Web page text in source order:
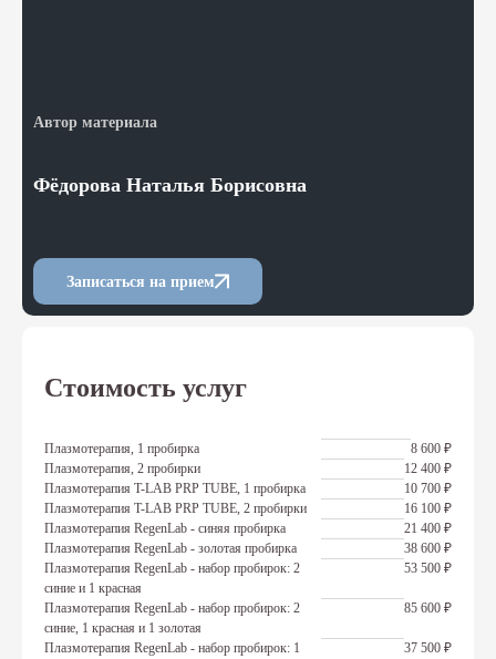
Автор материала
Фёдорова Наталья Борисовна
Записаться на прием
Стоимость услуг
Плазмотерапия, 1 пробирка
8 600 ₽
Плазмотерапия, 2 пробирки
12 400 ₽
Плазмотерапия T-LAB PRP TUBE, 1 пробирка
10 700 ₽
Плазмотерапия T-LAB PRP TUBE, 2 пробирки
16 100 ₽
Плазмотерапия RegenLab - синяя пробирка
21 400 ₽
Плазмотерапия RegenLab - золотая пробирка
38 600 ₽
Плазмотерапия RegenLab - набор пробирок: 2
синие и 1 красная
53 500 ₽
Плазмотерапия RegenLab - набор пробирок: 2
синие, 1 красная и 1 золотая
85 600 ₽
Плазмотерапия RegenLab - набор пробирок: 1
37 500 ₽